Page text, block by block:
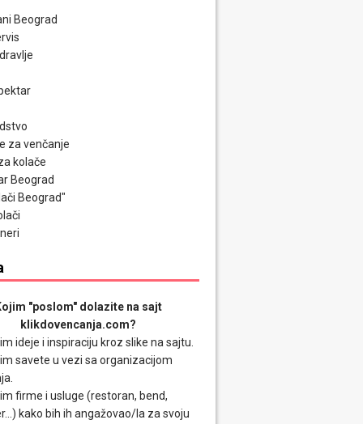
Beograd
za venčanje
kolače
Beograd
Beograd"
"poslom" dolazite na sajt
klikdovencanja.com?
ideje i inspiraciju kroz slike na sajtu.
savete u vezi sa organizacijom
firme i usluge (restoran, bend,
kako bih ih angažovao/la za svoju